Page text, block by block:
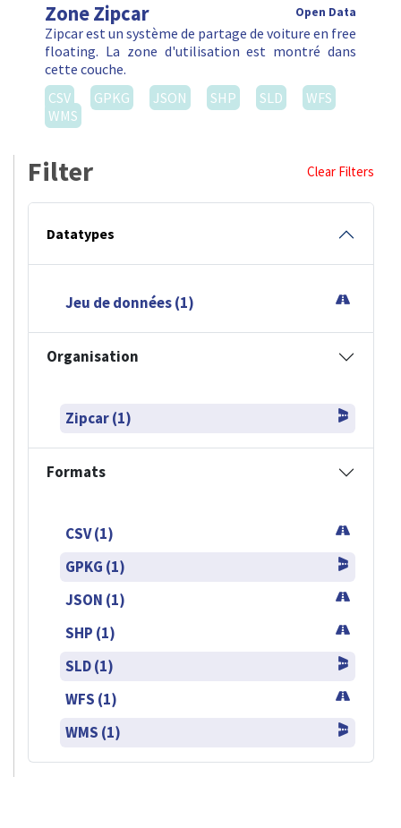
Zone Zipcar Open Data
Zipcar est un système de partage de voiture en free
floating. La zone d'utilisation est montré dans
cette couche.
CSV
GPKG JSON SHP SLD
WFS
WMS
Filter Clear Filters
Datatypes
Jeu de données (1)
Organisation
Zipcar (1)
Formats
CSV (1)
GPKG (1)
JSON (1)
SHP (1)
SLD (1)
WFS (1)
WMS (1)